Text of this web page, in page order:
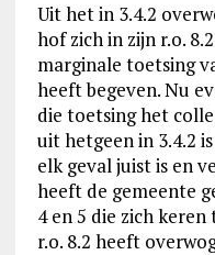
Uit het in 3.4.2
hof zich in zijn r.o.
marginale toetsing
heeft begeven. Nu
die toetsing het
uit hetgeen in 3.4.2
elk geval juist is en
heeft de gemeente
4 en 5 die zich
r.o. 8.2 heeft